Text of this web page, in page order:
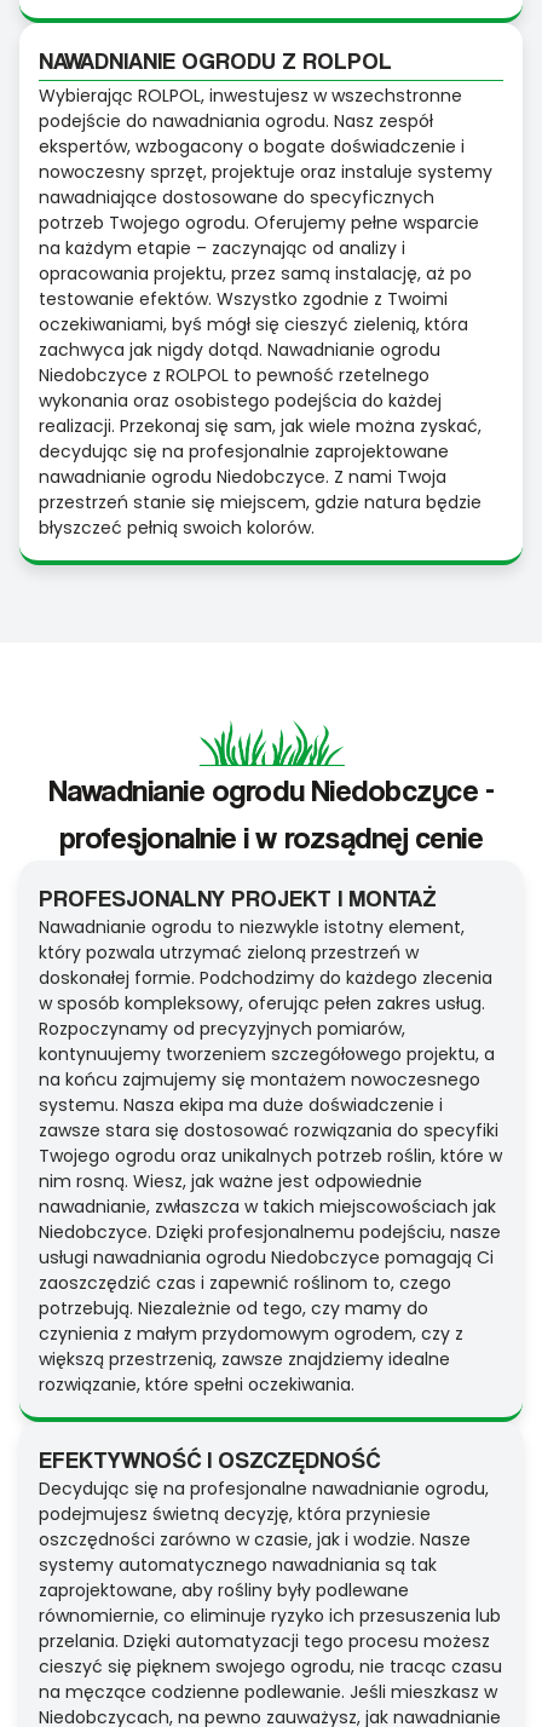
NAWADNIANIE OGRODU Z ROLPOL
Wybierając ROLPOL, inwestujesz w wszechstronne
podejście do nawadniania ogrodu. Nasz zespół
ekspertów, wzbogacony o bogate doświadczenie i
nowoczesny sprzęt, projektuje oraz instaluje systemy
nawadniające dostosowane do specyficznych
potrzeb Twojego ogrodu. Oferujemy pełne wsparcie
na każdym etapie – zaczynając od analizy i
opracowania projektu, przez samą instalację, aż po
testowanie efektów. Wszystko zgodnie z Twoimi
oczekiwaniami, byś mógł się cieszyć zielenią, która
zachwyca jak nigdy dotąd. Nawadnianie ogrodu
Niedobczyce z ROLPOL to pewność rzetelnego
wykonania oraz osobistego podejścia do każdej
realizacji. Przekonaj się sam, jak wiele można zyskać,
decydując się na profesjonalnie zaprojektowane
nawadnianie ogrodu Niedobczyce. Z nami Twoja
przestrzeń stanie się miejscem, gdzie natura będzie
błyszczeć pełnią swoich kolorów.
Nawadnianie ogrodu Niedobczyce -
profesjonalnie i w rozsądnej cenie
PROFESJONALNY PROJEKT I MONTAŻ
Nawadnianie ogrodu to niezwykle istotny element,
który pozwala utrzymać zieloną przestrzeń w
doskonałej formie. Podchodzimy do każdego zlecenia
w sposób kompleksowy, oferując pełen zakres usług.
Rozpoczynamy od precyzyjnych pomiarów,
kontynuujemy tworzeniem szczegółowego projektu, a
na końcu zajmujemy się montażem nowoczesnego
systemu. Nasza ekipa ma duże doświadczenie i
zawsze stara się dostosować rozwiązania do specyfiki
Twojego ogrodu oraz unikalnych potrzeb roślin, które w
nim rosną. Wiesz, jak ważne jest odpowiednie
nawadnianie, zwłaszcza w takich miejscowościach jak
Niedobczyce. Dzięki profesjonalnemu podejściu, nasze
usługi nawadniania ogrodu Niedobczyce pomagają Ci
zaoszczędzić czas i zapewnić roślinom to, czego
potrzebują. Niezależnie od tego, czy mamy do
czynienia z małym przydomowym ogrodem, czy z
większą przestrzenią, zawsze znajdziemy idealne
rozwiązanie, które spełni oczekiwania.
EFEKTYWNOŚĆ I OSZCZĘDNOŚĆ
Decydując się na profesjonalne nawadnianie ogrodu,
podejmujesz świetną decyzję, która przyniesie
oszczędności zarówno w czasie, jak i wodzie. Nasze
systemy automatycznego nawadniania są tak
zaprojektowane, aby rośliny były podlewane
równomiernie, co eliminuje ryzyko ich przesuszenia lub
przelania. Dzięki automatyzacji tego procesu możesz
cieszyć się pięknem swojego ogrodu, nie tracąc czasu
na męczące codzienne podlewanie. Jeśli mieszkasz w
Niedobczycach, na pewno zauważysz, jak nawadnianie